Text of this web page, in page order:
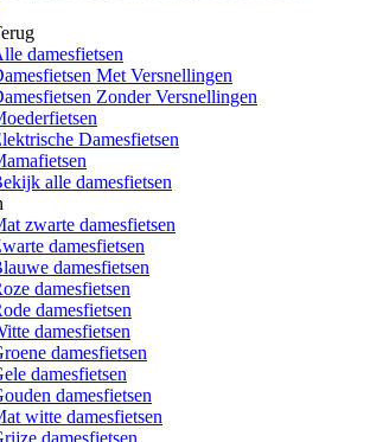
damesfietsen
Met Versnellingen
Zonder Versnellingen
Damesfietsen
alle damesfietsen
zwarte damesfietsen
damesfietsen
damesfietsen
damesfietsen
damesfietsen
damesfietsen
damesfietsen
damesfietsen
damesfietsen
witte damesfietsen
damesfietsen